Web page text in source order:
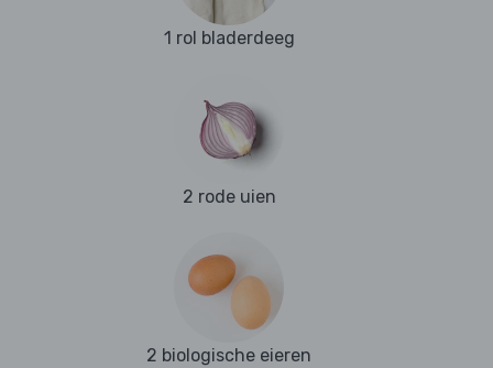
1 rol bladerdeeg
2 rode uien
2 biologische eieren